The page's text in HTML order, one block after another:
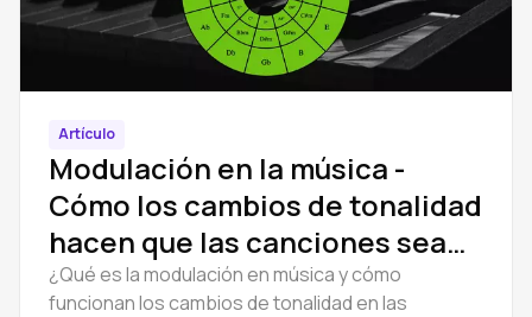
Artículo
Modulación en la música -
Cómo los cambios de tonalidad
hacen que las canciones sean
inolvidables
¿Qué es la modulación en música y cómo
funcionan los cambios de tonalidad en las